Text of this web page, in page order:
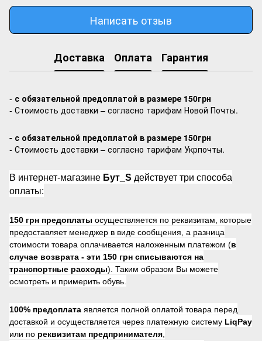
Написать отзыв
Доставка Оплата Гарантия
- с обязательной предоплатой в размере 150грн
- Стоимость доставки – согласно тарифам Новой Почты.
- с обязательной предоплатой в размере 150грн
- Стоимость доставки – согласно тарифам Укрпочты.
В интернет-магазине Бут_S действует три способа
оплаты:
150 грн предоплаты осуществляется по реквизитам, которые
предоставляет менеджер в виде сообщения, а разница
стоимости товара оплачивается наложенным платежом (в
случае возврата - эти 150 грн списываются на
транспортные расходы). Таким образом Вы можете
осмотреть и примерить обувь.
100% предоплата является полной оплатой товара перед
доставкой и осуществляется через платежную систему LiqPay
или по реквизитам предпринимателя